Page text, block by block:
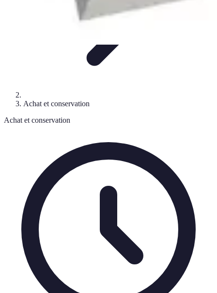
Achat et conservation
Achat et conservation